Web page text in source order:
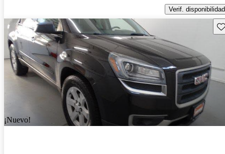
Verif. disponibilidad
¡Nuevo!